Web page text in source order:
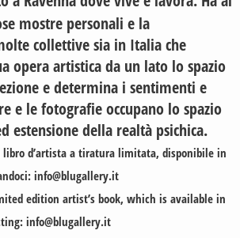
mostre personali e la
collettive sia in Italia che
opera artistica da un lato lo spazio
e determina i sentimenti e
e le fotografie occupano lo spazio
estensione della realtà psichica.
libro d’artista a tiratura limitata, disponibile in
info@blugallery.it
edition artist’s book, which is available in
info@blugallery.it